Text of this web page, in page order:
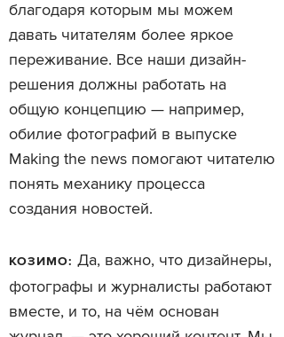
благодаря которым мы можем
давать читателям более яркое
переживание. Все наши дизайн-
решения должны работать на
общую концепцию — например,
обилие фотографий в выпуске
Making the news помогают читателю
понять механику процесса
создания новостей.
КОЗИМО: Да, важно, что дизайнеры,
фотографы и журналисты работают
вместе, и то, на чём основан